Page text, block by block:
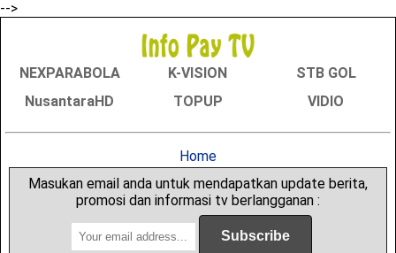
-->
NEXPARABOLA K-VISION
STB GOL
NusantaraHD
TOPUP VIDIO
Home
Masukan email anda untuk mendapatkan update berita,
promosi dan informasi tv berlangganan :